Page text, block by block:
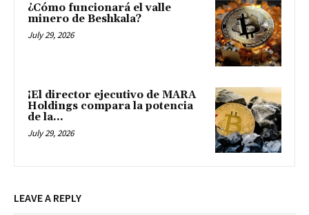
¿Cómo funcionará el valle
minero de Beshkala?
July 29, 2026
¡El director ejecutivo de MARA
Holdings compara la potencia
de la...
July 29, 2026
LEAVE A REPLY